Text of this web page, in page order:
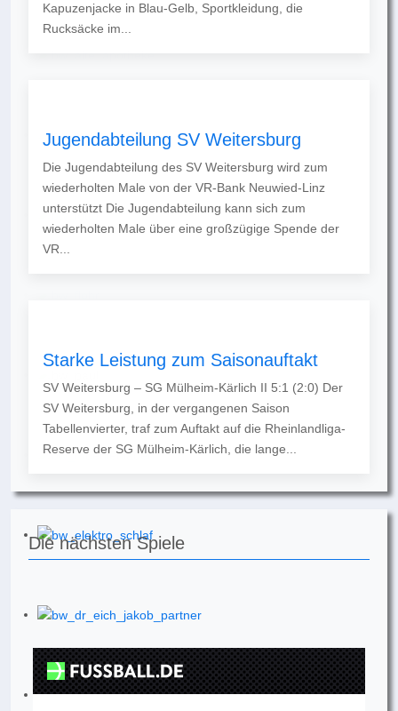
Kapuzenjacke in Blau-Gelb, Sportkleidung, die
Rucksäcke im...
Jugendabteilung SV Weitersburg
Die Jugendabteilung des SV Weitersburg wird zum
wiederholten Male von der VR-Bank Neuwied-Linz
unterstützt Die Jugendabteilung kann sich zum
wiederholten Male über eine großzügige Spende der
VR...
Starke Leistung zum Saisonauftakt
SV Weitersburg – SG Mülheim-Kärlich II 5:1 (2:0) Der
SV Weitersburg, in der vergangenen Saison
Tabellenvierter, traf zum Auftakt auf die Rheinlandliga-
Reserve der SG Mülheim-Kärlich, die lange...
Die nächsten Spiele